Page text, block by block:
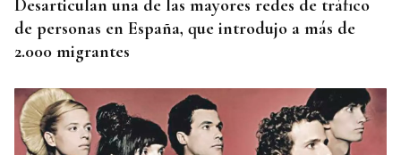
Desarticulan una de las mayores redes de tráfico
de personas en España, que introdujo a más de
2.000 migrantes